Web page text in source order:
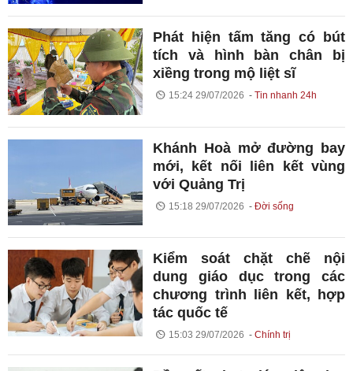
Phát hiện tấm tăng có bút
tích và hình bàn chân bị
xiềng trong mộ liệt sĩ
15:24 29/07/2026 Tin nhanh 24h
Khánh Hoà mở đường bay
mới, kết nối liên kết vùng
với Quảng Trị
15:18 29/07/2026 Đời sống
Kiểm soát chặt chẽ nội
dung giáo dục trong các
chương trình liên kết, hợp
tác quốc tế
15:03 29/07/2026 Chính trị